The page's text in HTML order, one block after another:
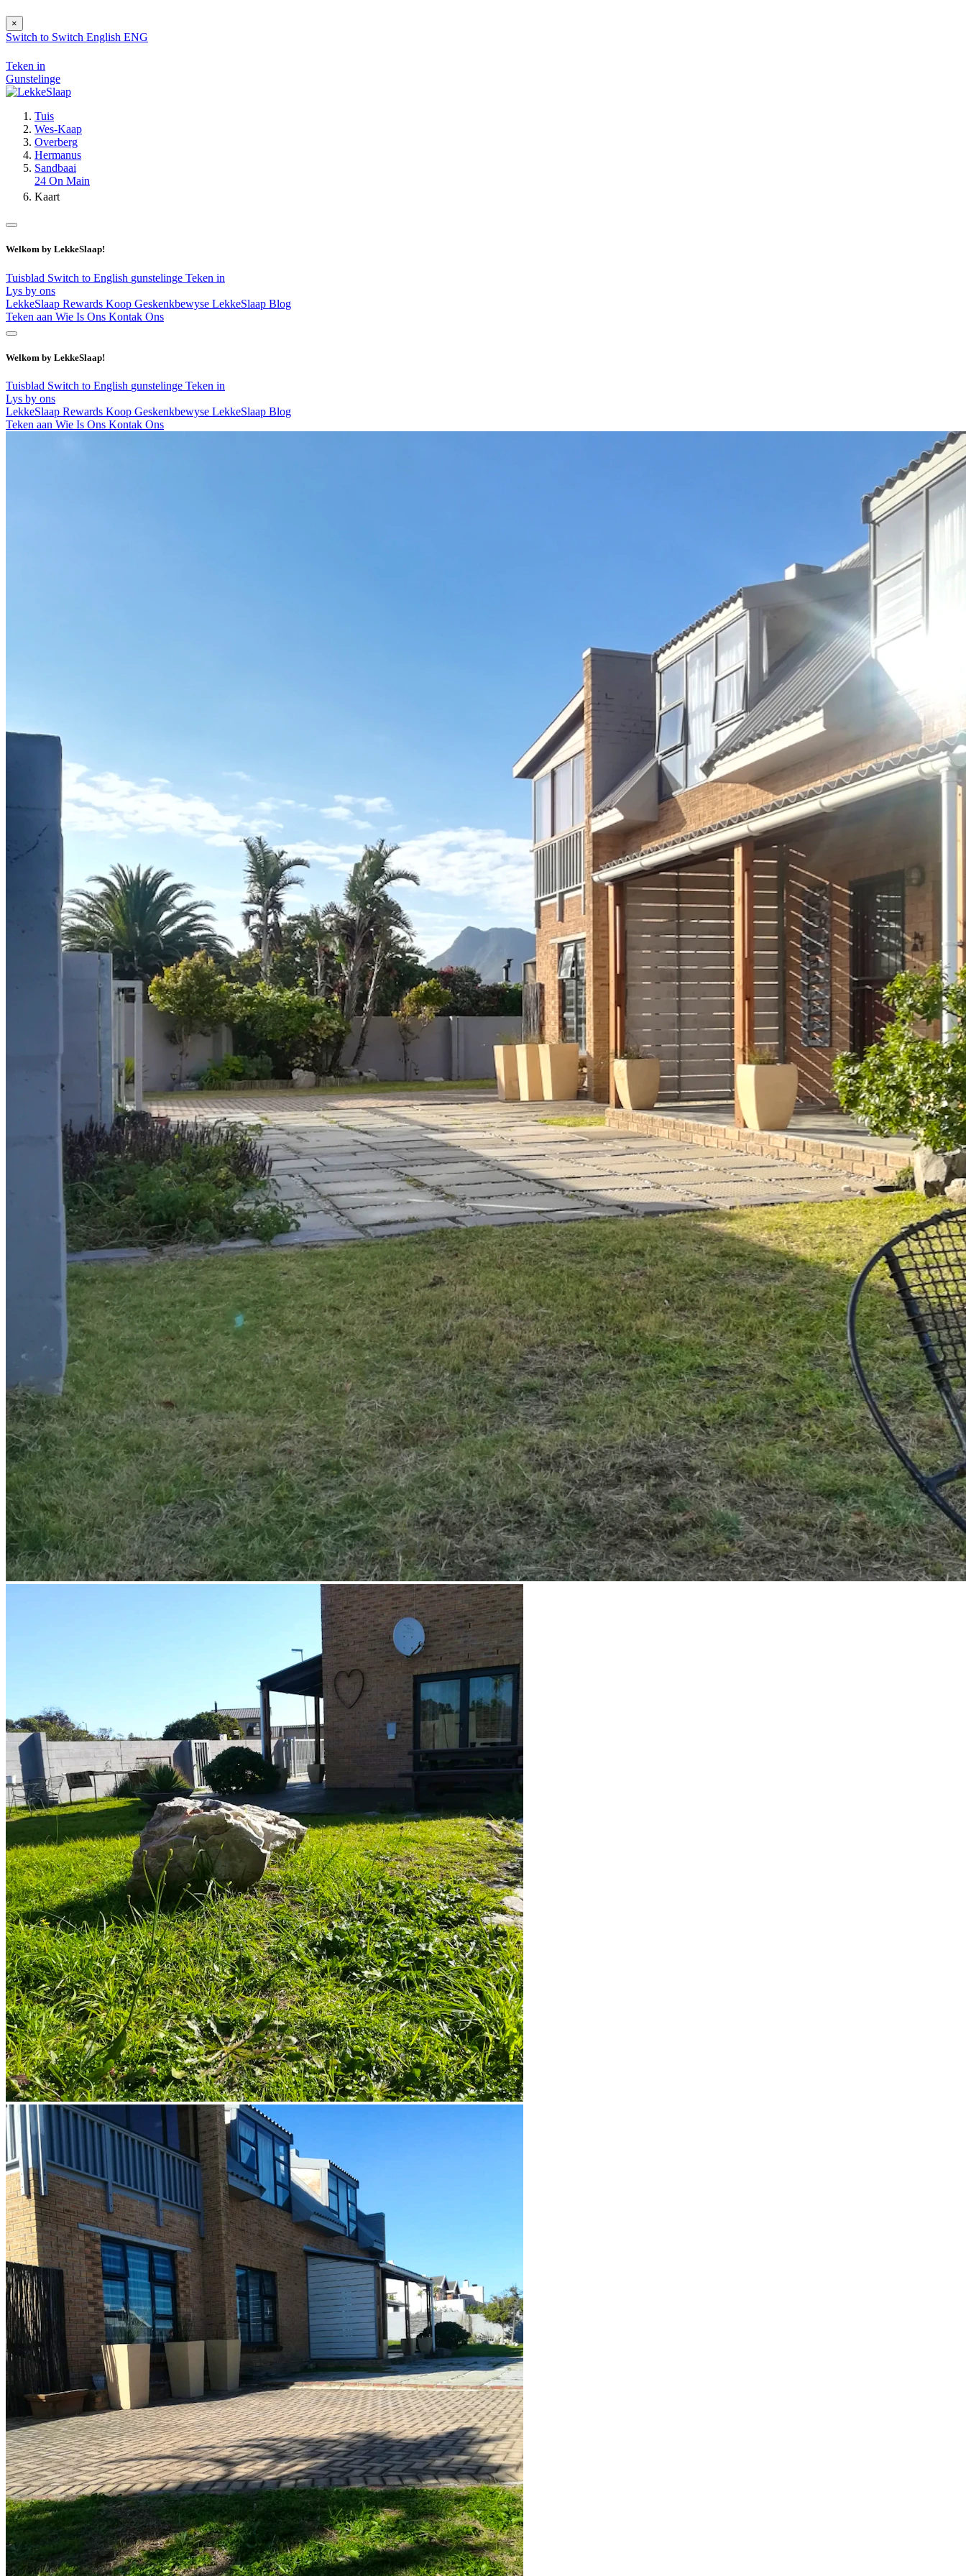
×
Switch to Switch English ENG
Teken in
Gunstelinge
Tuis
Wes-Kaap
Overberg
Hermanus
Sandbaai
24 On Main
Kaart
Welkom by LekkeSlaap!
Tuisblad Switch to English gunstelinge Teken in
Lys by ons
LekkeSlaap Rewards Koop Geskenkbewyse LekkeSlaap Blog
Teken aan Wie Is Ons Kontak Ons
Welkom by LekkeSlaap!
Tuisblad Switch to English gunstelinge Teken in
Lys by ons
LekkeSlaap Rewards Koop Geskenkbewyse LekkeSlaap Blog
Teken aan Wie Is Ons Kontak Ons